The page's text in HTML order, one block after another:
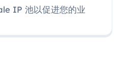
IP 池以促进您的业